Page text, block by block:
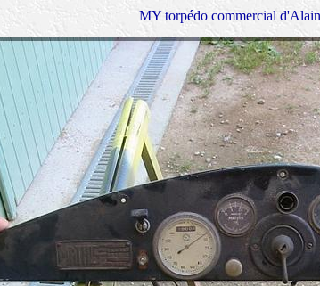
MY torpédo commercial